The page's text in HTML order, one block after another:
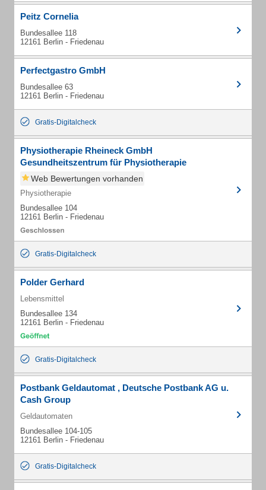
Peitz Cornelia
Bundesallee 118
12161 Berlin - Friedenau
Perfectgastro GmbH
Bundesallee 63
12161 Berlin - Friedenau
Gratis-Digitalcheck
Physiotherapie Rheineck GmbH
Gesundheitszentrum für Physiotherapie
Web Bewertungen vorhanden
Physiotherapie
Bundesallee 104
12161 Berlin - Friedenau
Gratis-Digitalcheck
Polder Gerhard
Lebensmittel
Bundesallee 134
12161 Berlin - Friedenau
Gratis-Digitalcheck
Postbank Geldautomat , Deutsche Postbank AG u.
Cash Group
Geldautomaten
Bundesallee 104-105
12161 Berlin - Friedenau
Gratis-Digitalcheck